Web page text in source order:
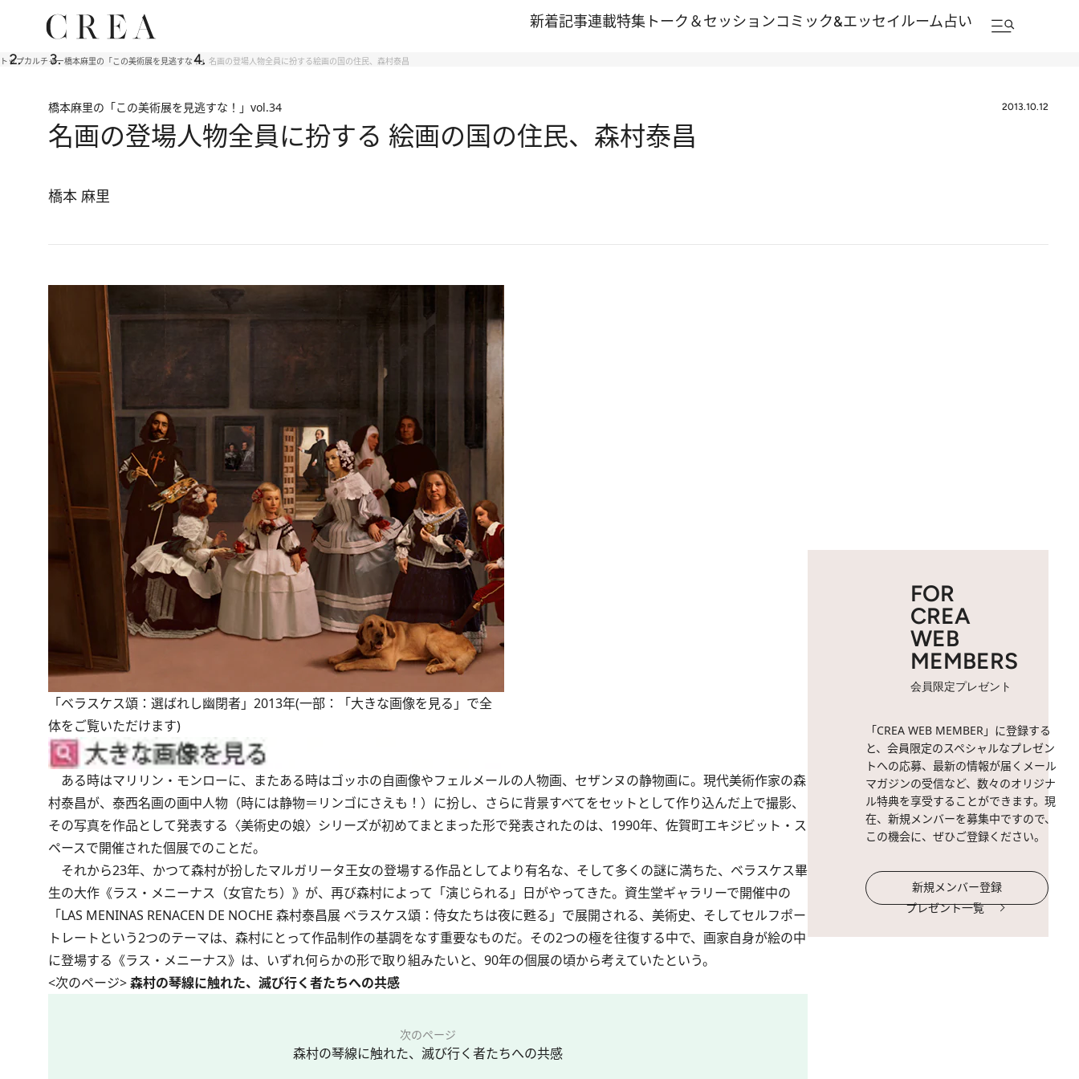
新着記事連載特集 トーク＆セッションコミック&エッセイルーム占い
トップカルチャー橋本麻里の「この美術展を見逃すな！」 名画の登場人物全員に扮する絵画の国の住民、森村泰昌
橋本麻里の「この美術展を見逃すな！」 vol.34 2013.10.12
名画の登場人物全員に扮する 絵画の国の住民、森村泰昌
橋本 麻里
「ベラスケス頌：選ばれし幽閉者」2013年(一部：「大きな画像を見る」で全
体をご覧いただけます)
ある時はマリリン・モンローに、またある時はゴッホの自画像やフェルメールの人物画、セザンヌの静物画に。現代美術作家の森
村泰昌が、泰西名画の画中人物（時には静物＝リンゴにさえも！）に扮し、さらに背景すべてをセットとして作り込んだ上で撮影、
その写真を作品として発表する〈美術史の娘〉シリーズが初めてまとまった形で発表されたのは、1990年、佐賀町エキジビット・ス
ペースで開催された個展でのことだ。
それから23年、かつて森村が扮したマルガリータ王女の登場する作品としてより有名な、そして多くの謎に満ちた、ベラスケス畢
生の大作《ラス・メニーナス（女官たち）》が、再び森村によって「演じられる」日がやってきた。資生堂ギャラリーで開催中の
「LAS MENINAS RENACEN DE NOCHE 森村泰昌展 ベラスケス頌：侍女たちは夜に甦る」で展開される、美術史、そしてセルフポー
トレートという2つのテーマは、森村にとって作品制作の基調をなす重要なものだ。その2つの極を往復する中で、画家自身が絵の中
に登場する《ラス・メニーナス》は、いずれ何らかの形で取り組みたいと、90年の個展の頃から考えていたという。
<次のページ>森村の琴線に触れた、滅び行く者たちへの共感
次のページ
森村の琴線に触れた、滅び行く者たちへの共感
FOR
CREA
WEB
MEMBERS
会員限定プレゼント
「CREA WEB MEMBER」に登録する
と、会員限定のスペシャルなプレゼン
トへの応募、最新の情報が届くメール
マガジンの受信など、数々のオリジナ
ル特典を享受することができます。現
在、新規メンバーを募集中ですので、
この機会に、ぜひご登録ください。
新規メンバー登録
プレゼント一覧